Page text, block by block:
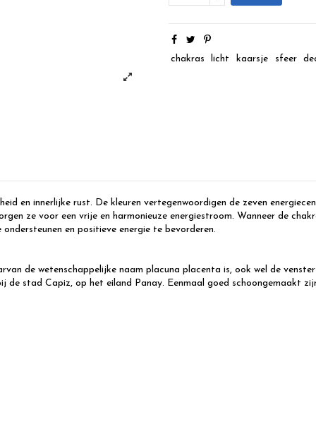
chakras licht kaarsje sfeer
en innerlijke rust. De kleuren vertegenwoordigen de zeven
ze voor een vrije en harmonieuze energiestroom. Wanneer de
en positieve energie te bevorderen.
de wetenschappelijke naam placuna placenta is, ook wel de
stad Capiz, op het eiland Panay. Eenmaal goed schoongemaakt